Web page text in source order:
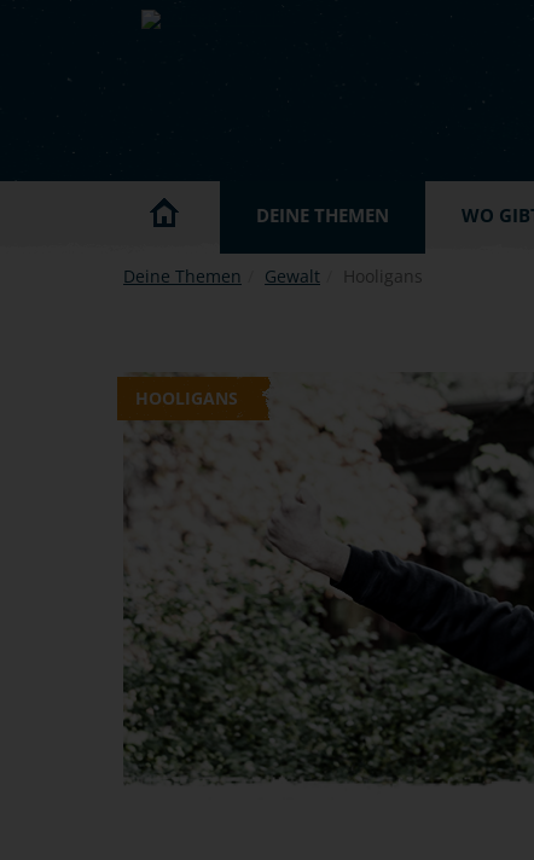
Skip to main content
DEINE THEMEN WO
Deine Themen Gewalt Hooligans
HOOLIGANS